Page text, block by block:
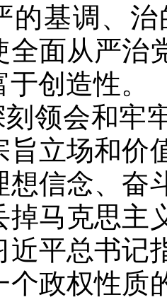
的基调、
全面从严治
创造性。
领会和牢
旨立场和价
想信念、奋
掉马克思主
近平总书记
个政权性质